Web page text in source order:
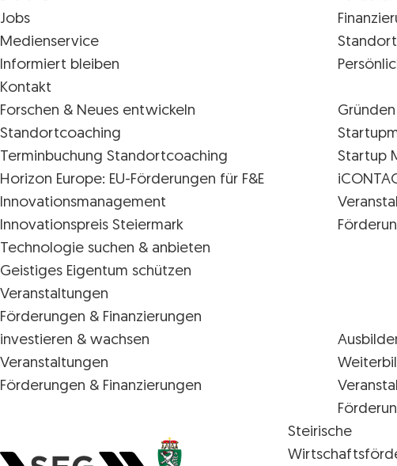
Jobs
Medienservice
Informiert bleiben
Kontakt
Forschen & Neues entwickeln
Standortcoaching
Terminbuchung Standortcoaching
Horizon Europe: EU-Förderungen für F&E
Innovations­management
Innovationspreis Steiermark
Technologie suchen & anbieten
Geistiges Eigentum schützen
Veranstaltungen
Förderungen & Finanzierungen
Startup
investieren & wachsen
Veranstaltungen
Förderungen & Finanzierungen
Steirische